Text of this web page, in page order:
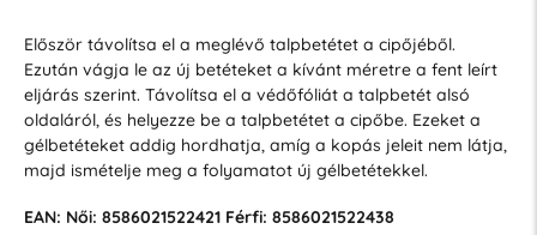
Először távolítsa el a meglévő talpbetétet a cipőjéből.
Ezután vágja le az új betéteket a kívánt méretre a fent leírt
eljárás szerint. Távolítsa el a védőfóliát a talpbetét alsó
oldaláról, és helyezze be a talpbetétet a cipőbe. Ezeket a
gélbetéteket addig hordhatja, amíg a kopás jeleit nem látja,
majd ismételje meg a folyamatot új gélbetétekkel.
EAN: Női: 8586021522421 Férfi: 8586021522438